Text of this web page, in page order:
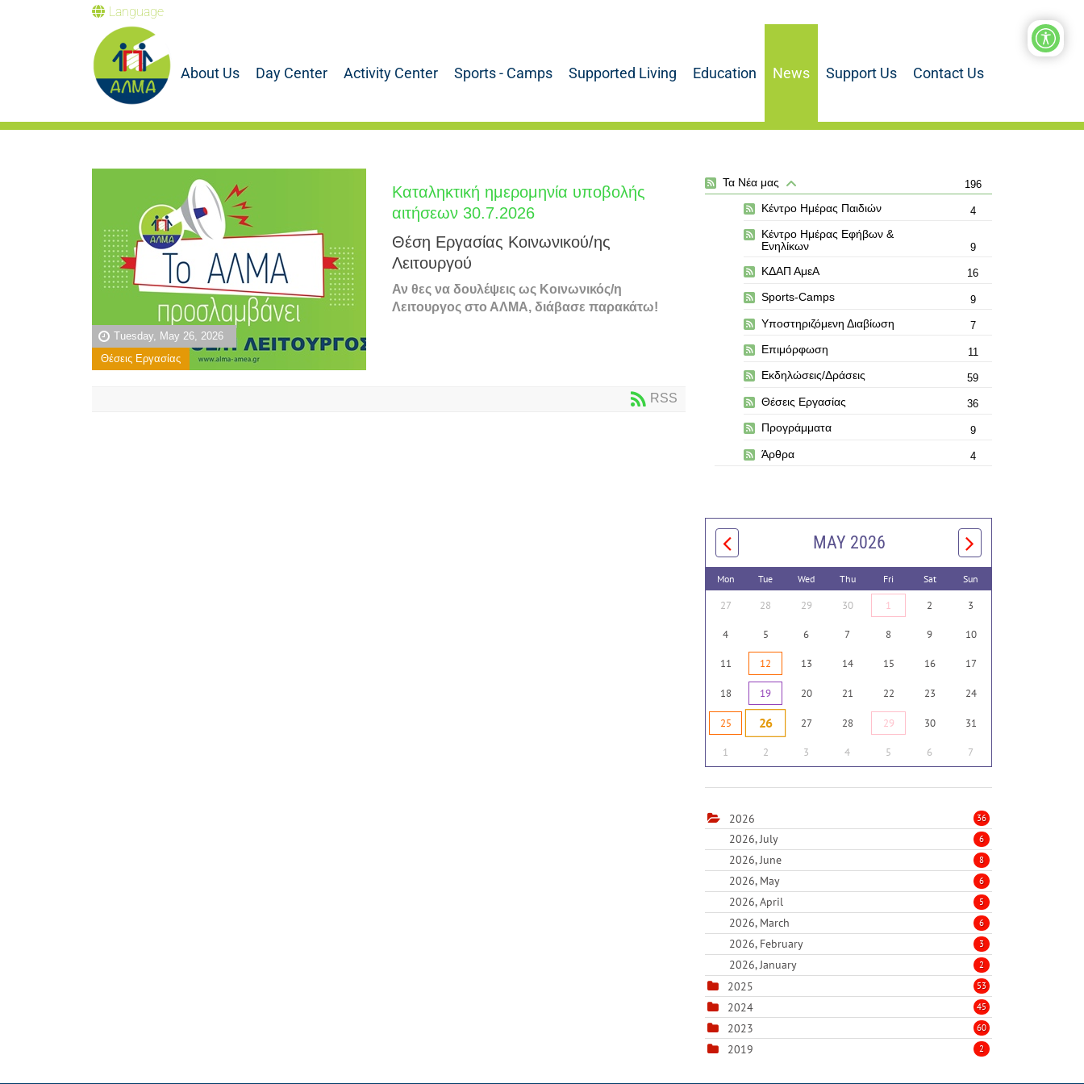
Language
About Us Day Center Activity Center Sports - Camps Supported Living Education News Support Us Contact Us
Tuesday, May 26, 2026
Θέσεις Εργασίας
Καταληκτική ημερομηνία υποβολής
αιτήσεων 30.7.2026
Θέση Εργασίας Κοινωνικού/ης
Λειτουργού
Αν θες να δουλέψεις ως Κοινωνικός/η
Λειτουργος στο ΑΛΜΑ, διάβασε παρακάτω!
RSS
Τα Νέα μας 196
Κέντρο Ημέρας Παιδιών 4
Κέντρο Ημέρας Εφήβων &
Ενηλίκων
9
ΚΔΑΠ ΑμεΑ 16
Sports-Camps 9
Υποστηριζόμενη Διαβίωση 7
Επιμόρφωση 11
Εκδηλώσεις/Δράσεις 59
Θέσεις Εργασίας 36
Προγράμματα 9
Άρθρα 4
MAY 2026
Mon Tue Wed Thu Fri Sat Sun
27 28 29 30 1 2 3
4 5 6 7 8 9 10
11 12 13 14 15 16 17
18 19 20 21 22 23 24
25 26 27 28 29 30 31
1 2 3 4 5 6 7
2026 36
2026, July 6
2026, June 8
2026, May 6
2026, April 5
2026, March 6
2026, February 3
2026, January 2
2025 53
2024 45
2023 60
2019 2